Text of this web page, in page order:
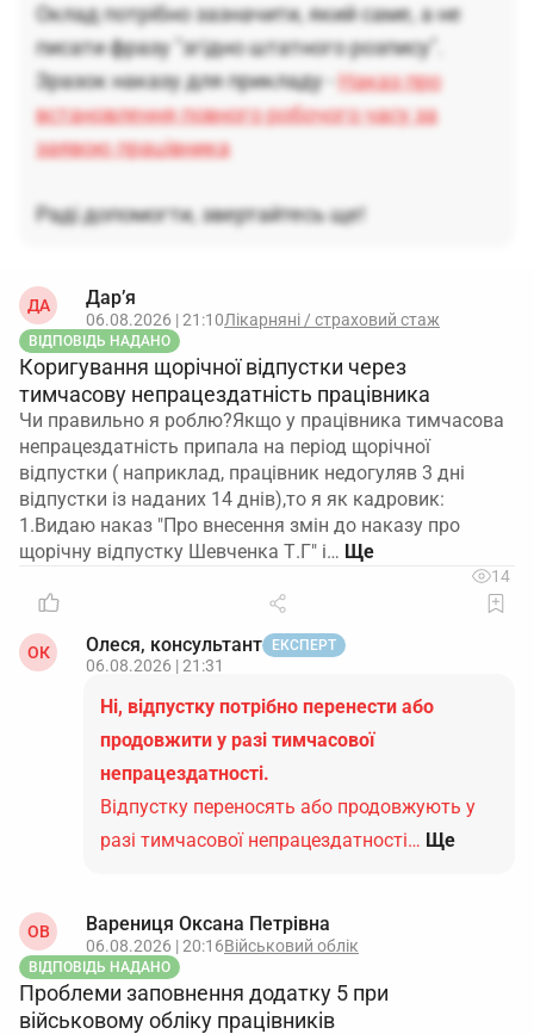
Оклад потрібно зазначити, який саме, а не
писати фразу "згідно штатного розпису".
Зразок наказу для прикладу - Наказ про
встановлення повного робочого часу за
заявою працівника
Раді допомогти, звертайтесь ще!
ДА Дар’я
06.08.2026 | 21:10Лікарняні / страховий стаж
ВІДПОВІДЬ НАДАНО
Коригування щорічної відпустки через
тимчасову непрацездатність працівника
Чи правильно я роблю?Якщо у працівника тимчасова
непрацездатність припала на період щорічної
відпустки ( наприклад, працівник недогуляв 3 дні
відпустки із наданих 14 днів),то я як кадровик:
1.Видаю наказ "Про внесення змін до наказу про
щорічну відпустку Шевченка Т.Г" і…
14
ОК Олеся, консультант ЕКСПЕРТ
06.08.2026 | 21:31
Ні, відпустку потрібно перенести або
продовжити у разі тимчасової
непрацездатності.
Відпустку переносять або продовжують у
разі тимчасової непрацездатності… Ще
ОВ Варениця Оксана Петрівна
06.08.2026 | 20:16Військовий облік
ВІДПОВІДЬ НАДАНО
Проблеми заповнення додатку 5 при
військовому обліку працівників